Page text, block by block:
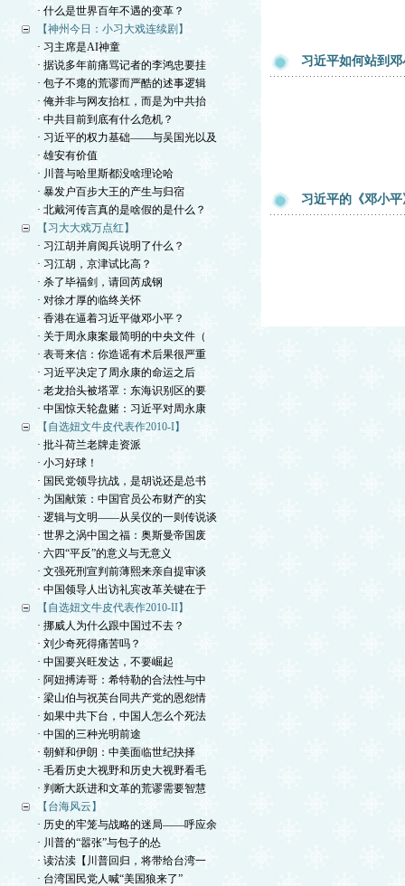
· 什么是世界百年不遇的变革？
【神州今日：小习大戏连续剧】
· 习主席是AI神童
· 据说多年前痛骂记者的李鸿忠要挂
· 包子不瘪的荒谬而严酷的述事逻辑
· 俺并非与网友抬杠，而是为中共抬
· 中共目前到底有什么危机？
· 习近平的权力基础——与吴国光以及
· 雄安有价值
· 川普与哈里斯都没啥理论哈
· 暴发户百步大王的产生与归宿
· 北戴河传言真的是啥假的是什么？
【习大大戏万点红】
· 习江胡并肩阅兵说明了什么？
· 习江胡，京津试比高？
· 杀了毕福剑，请回芮成钢
· 对徐才厚的临终关怀
· 香港在逼着习近平做邓小平？
· 关于周永康案最简明的中央文件（
· 表哥来信：你造谣有术后果很严重
· 习近平决定了周永康的命运之后
· 老龙抬头被塔罩：东海识别区的要
· 中国惊天轮盘赌：习近平对周永康
【自选妞文牛皮代表作2010-I】
· 批斗荷兰老牌走资派
· 小习好球！
· 国民党领导抗战，是胡说还是总书
· 为国献策：中国官员公布财产的实
· 逻辑与文明——从吴仪的一则传说谈
· 世界之涡中国之福：奥斯曼帝国废
· 六四“平反”的意义与无意义
· 文强死刑宣判前薄熙来亲自提审谈
· 中国领导人出访礼宾改革关键在于
【自选妞文牛皮代表作2010-II】
· 挪威人为什么跟中国过不去？
· 刘少奇死得痛苦吗？
· 中国要兴旺发达，不要崛起
· 阿妞搏涛哥：希特勒的合法性与中
· 梁山伯与祝英台同共产党的恩怨情
· 如果中共下台，中国人怎么个死法
· 中国的三种光明前途
· 朝鲜和伊朗：中美面临世纪抉择
· 毛看历史大视野和历史大视野看毛
· 判断大跃进和文革的荒谬需要智慧
【台海风云】
· 历史的牢笼与战略的迷局——呼应余
· 川普的“嚣张”与包子的怂
· 读沽渎【川普回归，将带给台湾一
· 台湾国民党人喊“美国狼来了”
习近平如何站到
习近平的《邓小